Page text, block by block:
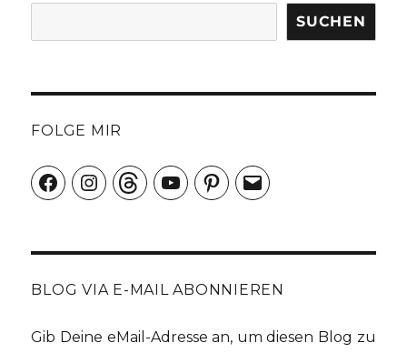
SUCHEN
FOLGE MIR
FacebookInstagramThreadsYouTubePinterest
E-
Mail
BLOG VIA E-MAIL ABONNIEREN
Gib Deine eMail-Adresse an, um diesen Blog zu